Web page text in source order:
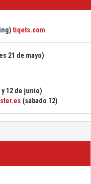
tiqets.com
21 de mayo)
y 12 de junio)
(sábado 12)